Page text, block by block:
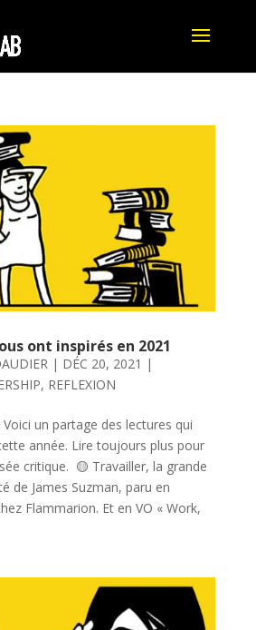
ont inspirés en 2021
| DÉC 20, 2021 |
, REFLEXION
un partage des lectures qui
année. Lire toujours plus pour
critique. 🟡 Travailler, la grande
de James Suzman, paru en
Flammarion. Et en VO « Work,